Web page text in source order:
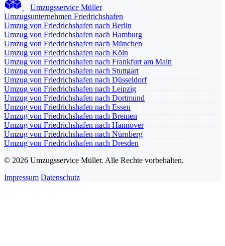
Umzugsservice Müller
Umzugsunternehmen Friedrichshafen
Umzug von Friedrichshafen nach Berlin
Umzug von Friedrichshafen nach Hamburg
Umzug von Friedrichshafen nach München
Umzug von Friedrichshafen nach Köln
Umzug von Friedrichshafen nach Frankfurt am Main
Umzug von Friedrichshafen nach Stuttgart
Umzug von Friedrichshafen nach Düsseldorf
Umzug von Friedrichshafen nach Leipzig
Umzug von Friedrichshafen nach Dortmund
Umzug von Friedrichshafen nach Essen
Umzug von Friedrichshafen nach Bremen
Umzug von Friedrichshafen nach Hannover
Umzug von Friedrichshafen nach Nürnberg
Umzug von Friedrichshafen nach Dresden
© 2026 Umzugsservice Müller. Alle Rechte vorbehalten.
Impressum Datenschutz